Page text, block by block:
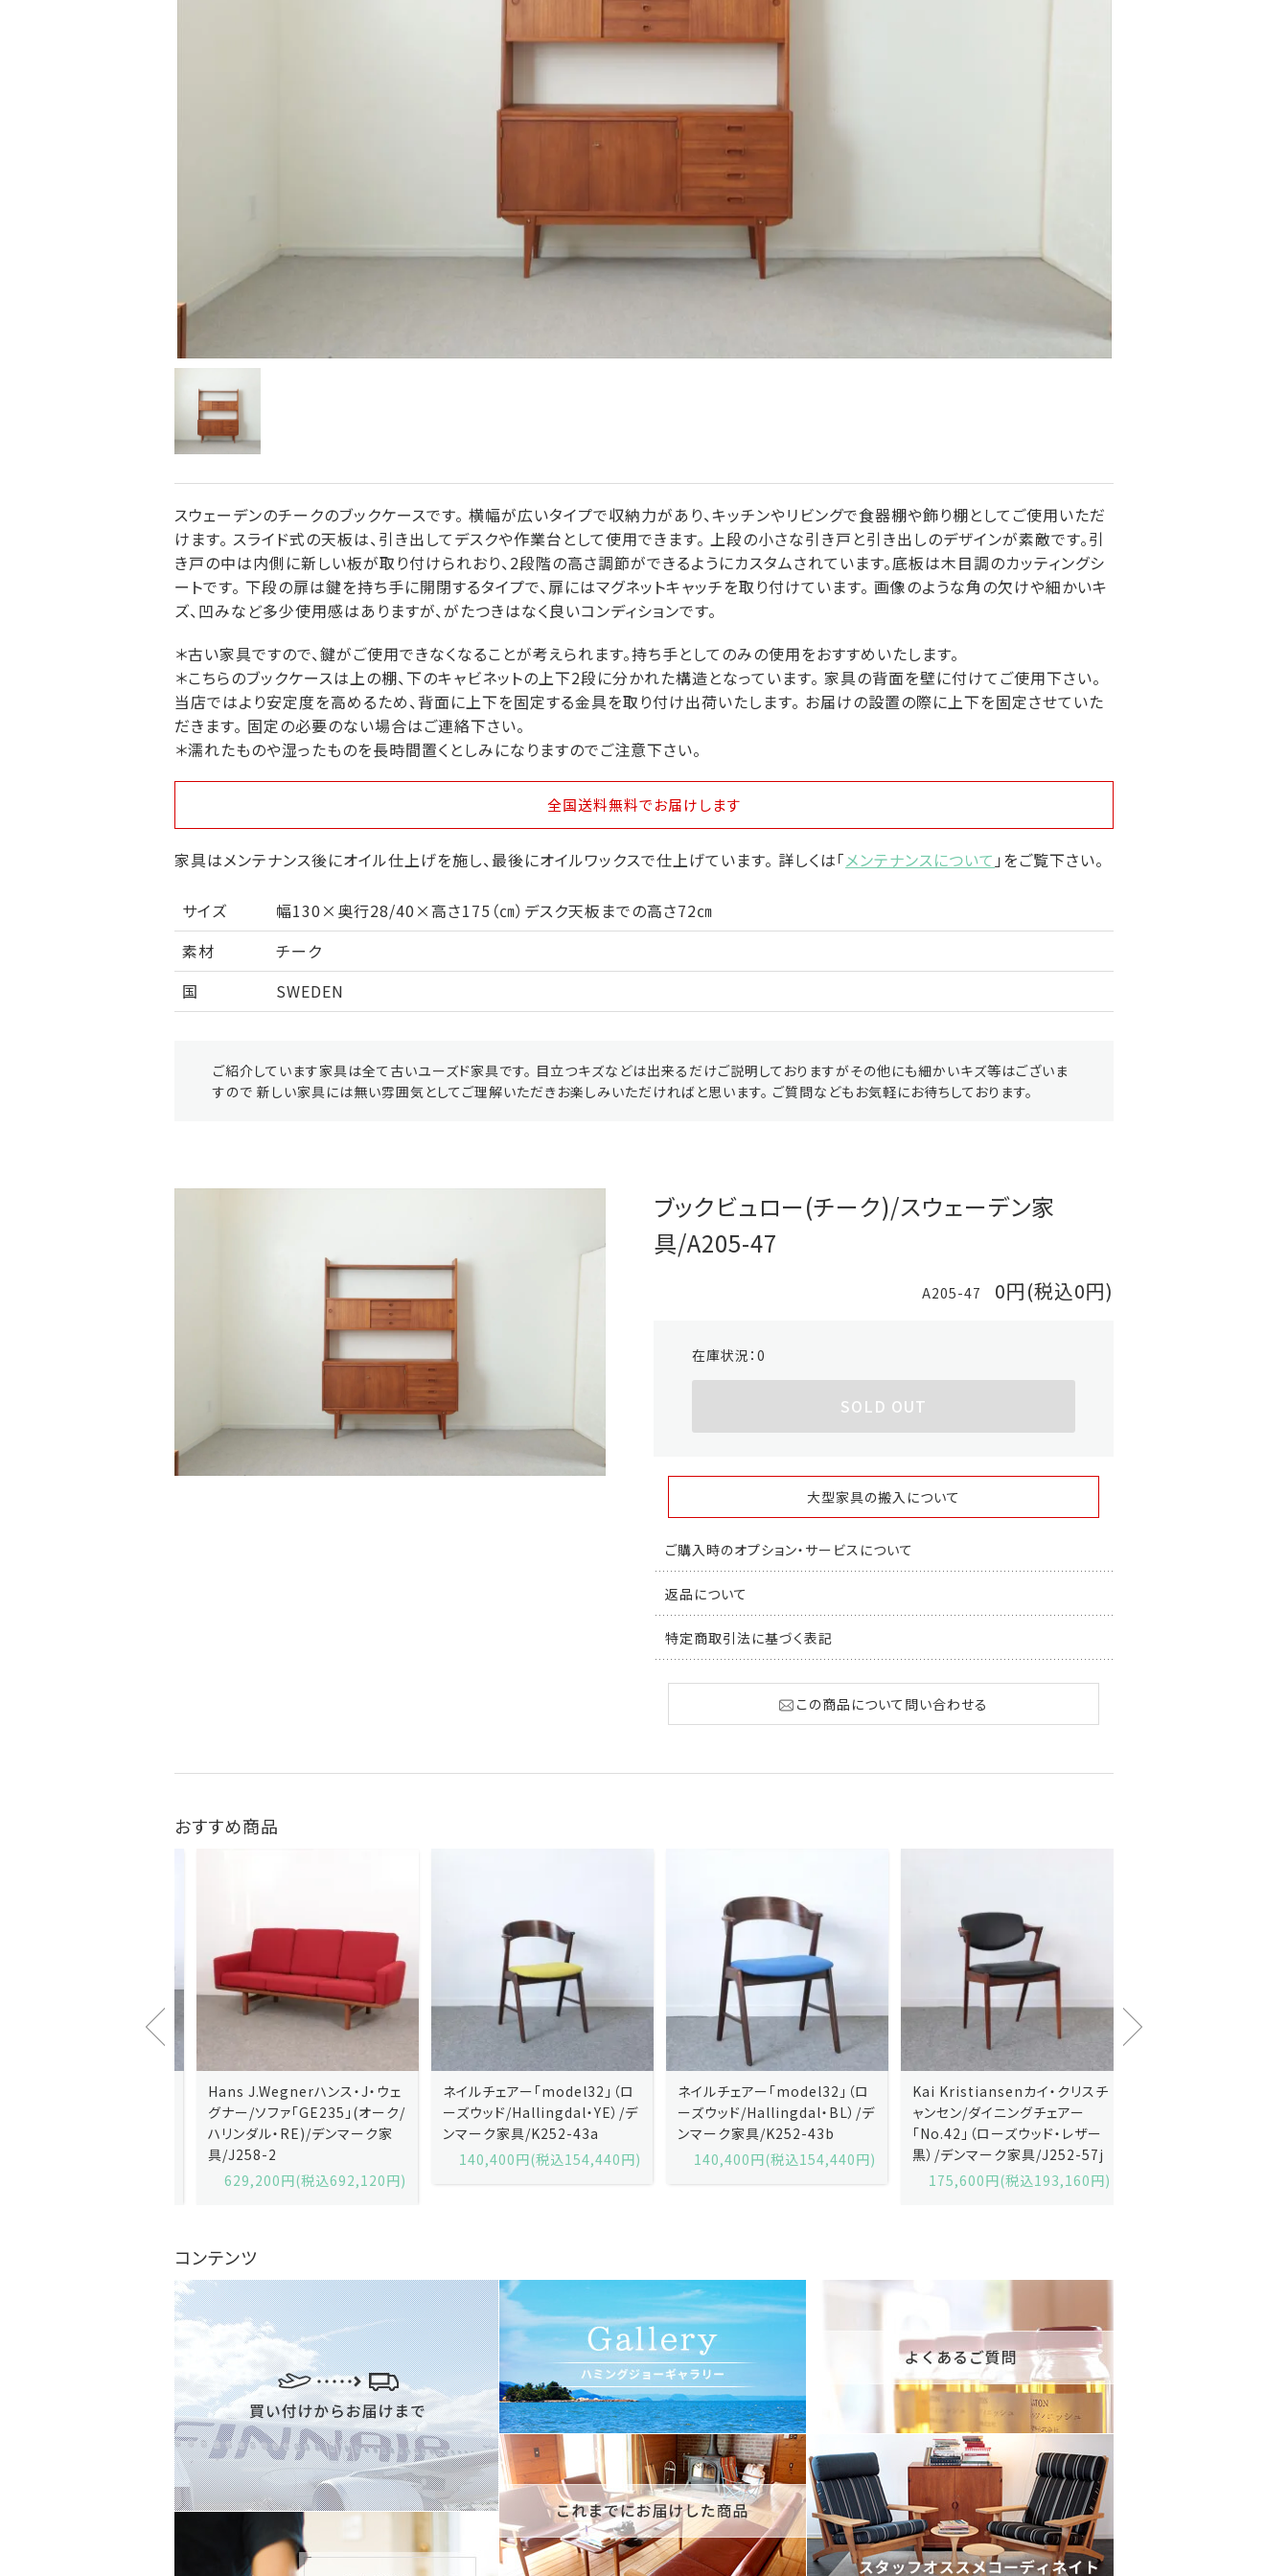
スウェーデンのチークのブックケースです。 横幅が広いタイプで収納力があり、キッチンやリビングで食器棚や飾り棚としてご使用いただ
けます。 スライド式の天板は、引き出してデスクや作業台として使用できます。 上段の小さな引き戸と引き出しのデザインが素敵です。引
き戸の中は内側に新しい板が取り付けられおり、2段階の高さ調節ができるようにカスタムされています。底板は木目調のカッティングシ
ートです。 下段の扉は鍵を持ち手に開閉するタイプで、扉にはマグネットキャッチを取り付けています。 画像のような角の欠けや細かいキ
ズ、凹みなど多少使用感はありますが、がたつきはなく良いコンディションです。
＊古い家具ですので、鍵がご使用できなくなることが考えられます。持ち手としてのみの使用をおすすめいたします。
＊こちらのブックケースは上の棚、下のキャビネットの上下2段に分かれた構造となっています。 家具の背面を壁に付けてご使用下さい。
当店ではより安定度を高めるため、背面に上下を固定する金具を取り付け出荷いたします。 お届けの設置の際に上下を固定させていた
だきます。 固定の必要のない場合はご連絡下さい。
＊濡れたものや湿ったものを長時間置くとしみになりますのでご注意下さい。
全国送料無料でお届けします
家具はメンテナンス後にオイル仕上げを施し、最後にオイルワックスで仕上げています。 詳しくは「メンテナンスについて 」をご覧下さい。
サイズ
幅130×奥行28/40×高さ175（㎝）デスク天板までの高さ72㎝
素材
チーク
国
SWEDEN
ご紹介しています家具は全て古いユーズド家具です。 目立つキズなどは出来るだけご説明しておりますがその他にも細かいキズ等はございま
すので 新しい家具には無い雰囲気としてご理解いただきお楽しみいただければと思います。 ご質問などもお気軽にお待ちしております。
ブックビュロー(チーク)/スウェーデン家
具/A205-47
A205-47 0円(税込0円)
在庫状況： 0
SOLD OUT
大型家具の搬入について
ご購入時のオプション・サービスについて
返品について
特定商取引法に基づく表記
この商品について問い合わせる
おすすめ商品
Hans J.Wegnerハンス・J・ウェ
グナー/ソファ「GE235」(オーク/
ハリンダル・RE)/デンマーク家
具/J258-2
629,200円(税込692,120円)
ネイルチェアー「model32」（ロ
ーズウッド/Hallingdal・YE）/デ
ンマーク家具/K252-43a
140,400円(税込154,440円)
ネイルチェアー「model32」（ロ
ーズウッド/Hallingdal・BL）/デ
ンマーク家具/K252-43b
140,400円(税込154,440円)
Kai Kristiansenカイ・クリスチ
ャンセン/ダイニングチェアー
「No.42」（ローズウッド・レザー
黒）/デンマーク家具/J252-57j
175,600円(税込193,160円)
コンテンツ